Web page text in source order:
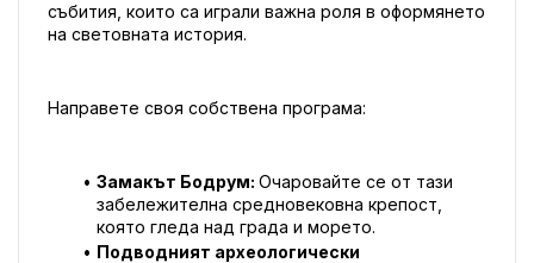
събития, които са играли важна роля в оформянето
на световната история.
Направете своя собствена програма:
Замакът Бодрум: Очаровайте се от тази
забележителна средновековна крепост,
която гледа над града и морето.
Подводният археологически